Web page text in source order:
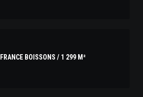
FRANCE BOISSONS / 1 299 M²